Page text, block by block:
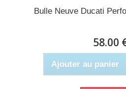
Bulle Neuve Ducati
58.00
Ajouter au panier